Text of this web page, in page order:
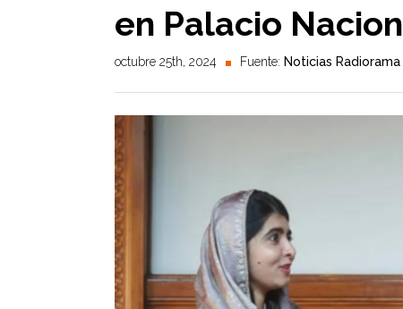
en Palacio
octubre 25th, 2024 Fuente: Noticias Radiorama